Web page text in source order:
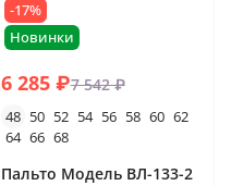
Новинки
-17%
6 285 ₽7 542 ₽
48 50 52 54 56 58 60 62
64 66 68
Пальто Модель ВЛ-133-2